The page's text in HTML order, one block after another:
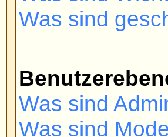
Who wrote this
Why isn't X feature
Who do I contact
related to this